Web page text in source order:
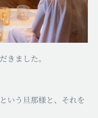
きました。
いう旦那様と、それを